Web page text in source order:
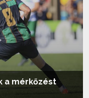
a mérkőzést